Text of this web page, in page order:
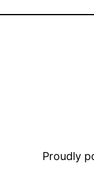
Proudly